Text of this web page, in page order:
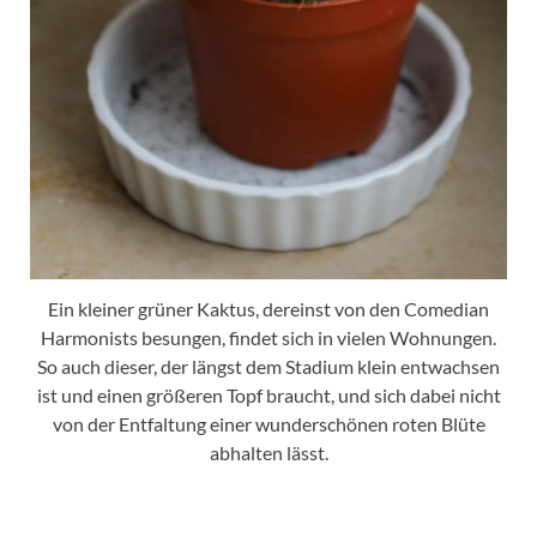
Ein kleiner grüner Kaktus, dereinst von den Comedian
Harmonists besungen, findet sich in vielen Wohnungen.
So auch dieser, der längst dem Stadium klein entwachsen
ist und einen größeren Topf braucht, und sich dabei nicht
von der Entfaltung einer wunderschönen roten Blüte
abhalten lässt.